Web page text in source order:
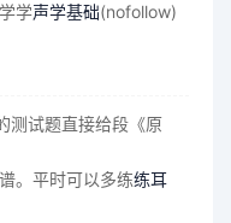
学声学基础(nofollow)
测试题直接给段《原
。平时可以多练练耳